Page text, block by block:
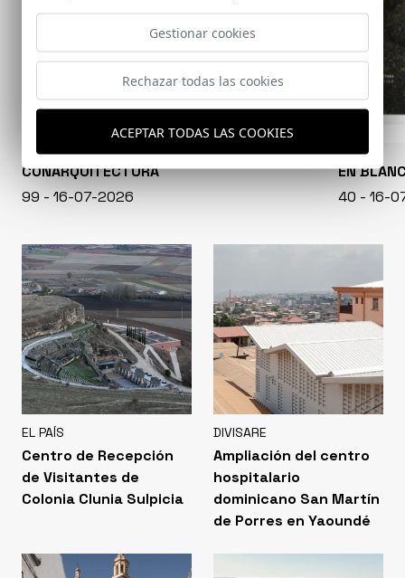
CONARQUITECTURA
99 - 16-07-2026
EN
40 - 16-
EL PAÍS
Centro de Recepción
de Visitantes de
Colonia Clunia Sulpicia
DIVISARE
Ampliación del centro
hospitalario
dominicano San Martín
de Porres en Yaoundé
Gestionar cookies
Rechazar todas las cookies
ACEPTAR TODAS LAS COOKIES